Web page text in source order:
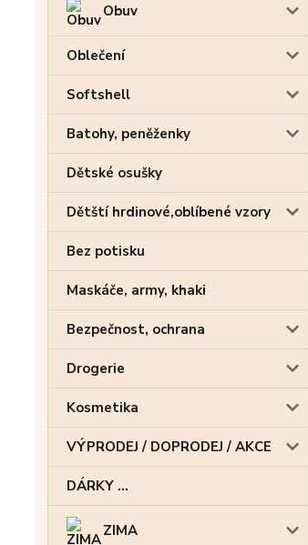
Obuv
Oblečení
Softshell
Batohy, peněženky
Dětské osušky
Dětští hrdinové,oblíbené vzory
Bez potisku
Maskáče, army, khaki
Bezpečnost, ochrana
Drogerie
Kosmetika
VÝPRODEJ / DOPRODEJ / AKCE
DÁRKY ...
ZIMA